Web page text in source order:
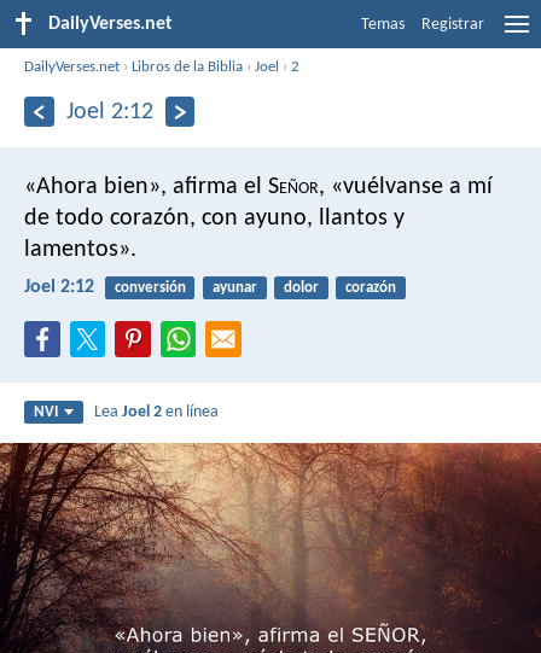
DailyVerses.net Temas Registrar
DailyVerses.net ›Libros de la Biblia ›Joel ›2
Joel 2:12
«Ahora bien», afirma el Señor, «vuélvanse a mí
de todo corazón, con ayuno, llantos y
lamentos».
Joel 2:12 conversión ayunar dolor corazón
NVI LeaJoel 2 en línea